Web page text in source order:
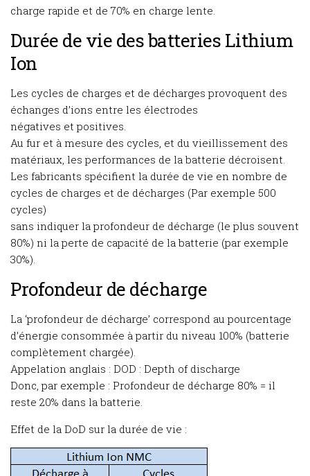
charge rapide et de 70% en charge lente.
Durée de vie des batteries Lithium
Ion
Les cycles de charges et de décharges provoquent des
échanges d’ions entre les électrodes
négatives et positives.
Au fur et à mesure des cycles, et du vieillissement des
matériaux, les performances de la batterie décroisent.
Les fabricants spécifient la durée de vie en nombre de
cycles de charges et de décharges (Par exemple 500
cycles)
sans indiquer la profondeur de décharge (le plus souvent
80%) ni la perte de capacité de la batterie (par exemple
30%).
Profondeur de décharge
La ‘profondeur de décharge’ correspond au pourcentage
d’énergie consommée à partir du niveau 100% (batterie
complètement chargée).
Appelation anglais : DOD : Depth of discharge
Donc, par exemple : Profondeur de décharge 80% = il
reste 20% dans la batterie.
Effet de la DoD sur la durée de vie :